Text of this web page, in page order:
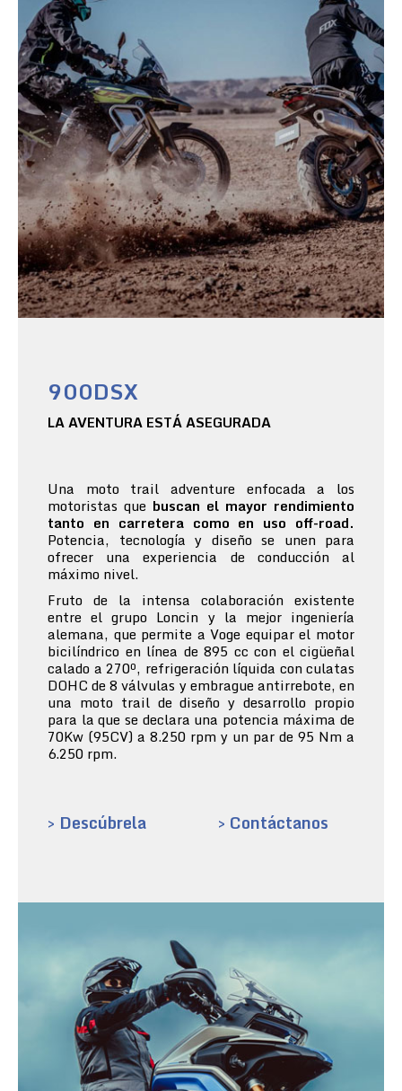
900DSX
LA AVENTURA ESTÁ ASEGURADA
Una moto trail adventure enfocada a los
motoristas que buscan el mayor rendimiento
tanto en carretera como en uso off-road.
Potencia, tecnología y diseño se unen para
ofrecer una experiencia de conducción al
máximo nivel.
Fruto de la intensa colaboración existente
entre el grupo Loncin y la mejor ingeniería
alemana, que permite a Voge equipar el motor
bicilíndrico en línea de 895 cc con el cigüeñal
calado a 270º, refrigeración líquida con culatas
DOHC de 8 válvulas y embrague antirrebote, en
una moto trail de diseño y desarrollo propio
para la que se declara una potencia máxima de
70Kw (95CV) a 8.250 rpm y un par de 95 Nm a
6.250 rpm.
> Descúbrela > Contáctanos